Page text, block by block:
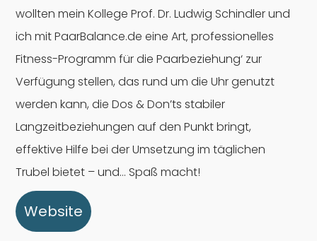
wollten mein Kollege Prof. Dr. Ludwig Schindler und
ich mit PaarBalance.de eine Art‚ professionelles
Fitness-Programm für die Paarbeziehung‘ zur
Verfügung stellen, das rund um die Uhr genutzt
werden kann, die Dos & Don’ts stabiler
Langzeitbeziehungen auf den Punkt bringt,
effektive Hilfe bei der Umsetzung im täglichen
Trubel bietet – und… Spaß macht!
Website